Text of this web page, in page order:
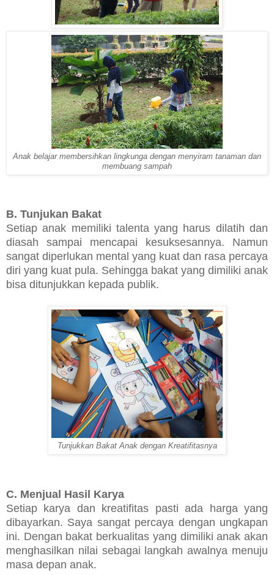
Anak belajar membersihkan lingkunga dengan menyiram tanaman dan
membuang sampah
B. Tunjukan Bakat
Setiap anak memiliki talenta yang harus dilatih dan
diasah sampai mencapai kesuksesannya. Namun
sangat diperlukan mental yang kuat dan rasa percaya
diri yang kuat pula. Sehingga bakat yang dimiliki anak
bisa ditunjukkan kepada publik.
Tunjukkan Bakat Anak dengan Kreatifitasnya
C. Menjual Hasil Karya
Setiap karya dan kreatifitas pasti ada harga yang
dibayarkan. Saya sangat percaya dengan ungkapan
ini. Dengan bakat berkualitas yang dimiliki anak akan
menghasilkan nilai sebagai langkah awalnya menuju
masa depan anak.